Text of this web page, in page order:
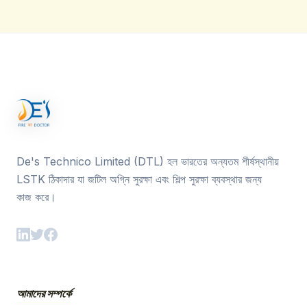
De's Technico Limited (DTL) হল ভারতের অন্যতম শীর্ষস্থানীয়
LSTK ঠিকাদার যা জটিল অগ্নি সুরক্ষা এবং শিল্প সুরক্ষা ব্যবস্থার জন্য
কাজ করে।
আমাদের সম্পর্কে